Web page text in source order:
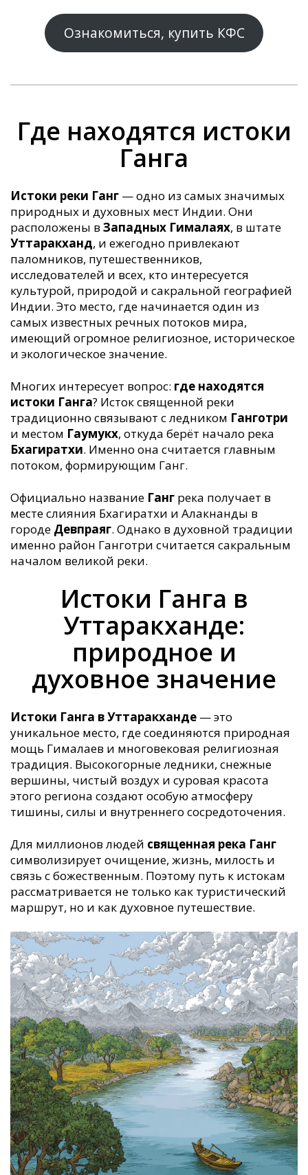
Ознакомиться, купить КФС
Где находятся истоки
Ганга
Истоки реки Ганг — одно из самых значимых
природных и духовных мест Индии. Они
расположены в Западных Гималаях, в штате
Уттаракханд, и ежегодно привлекают
паломников, путешественников,
исследователей и всех, кто интересуется
культурой, природой и сакральной географией
Индии. Это место, где начинается один из
самых известных речных потоков мира,
имеющий огромное религиозное, историческое
и экологическое значение.
Многих интересует вопрос: где находятся
истоки Ганга? Исток священной реки
традиционно связывают с ледником Ганготри
и местом Гаумукх, откуда берёт начало река
Бхагиратхи. Именно она считается главным
потоком, формирующим Ганг.
Официально название Ганг река получает в
месте слияния Бхагиратхи и Алакнанды в
городе Девпраяг. Однако в духовной традиции
именно район Ганготри считается сакральным
началом великой реки.
Истоки Ганга в
Уттаракханде:
природное и
духовное значение
Истоки Ганга в Уттаракханде — это
уникальное место, где соединяются природная
мощь Гималаев и многовековая религиозная
традиция. Высокогорные ледники, снежные
вершины, чистый воздух и суровая красота
этого региона создают особую атмосферу
тишины, силы и внутреннего сосредоточения.
Для миллионов людей священная река Ганг
символизирует очищение, жизнь, милость и
связь с божественным. Поэтому путь к истокам
рассматривается не только как туристический
маршрут, но и как духовное путешествие.